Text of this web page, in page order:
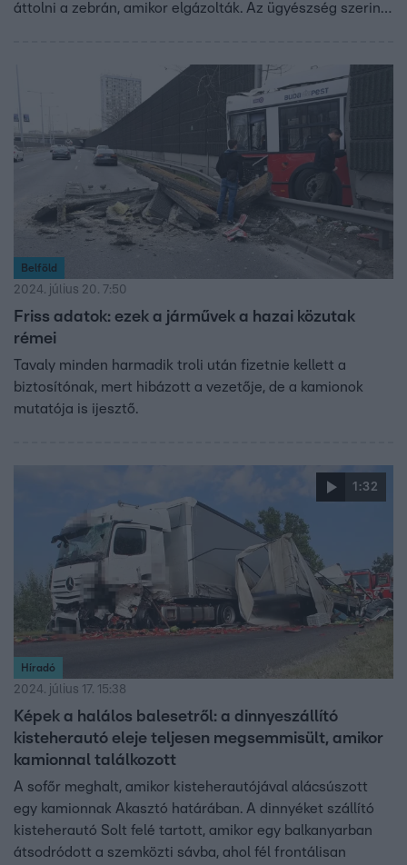
áttolni a zebrán, amikor elgázolták. Az ügyészség szerint
Belföld
2024. július 20. 7:50
Friss adatok: ezek a járművek a hazai közutak
rémei
Tavaly minden harmadik troli után fizetnie kellett a
biztosítónak, mert hibázott a vezetője, de a kamionok
mutatója is ijesztő.
1:32
Híradó
2024. július 17. 15:38
Képek a halálos balesetről: a dinnyeszállító
kisteherautó eleje teljesen megsemmisült, amikor
kamionnal találkozott
A sofőr meghalt, amikor kisteherautójával alácsúszott
egy kamionnak Akasztó határában. A dinnyéket szállító
kisteherautó Solt felé tartott, amikor egy balkanyarban
átsodródott a szemközti sávba, ahol fél frontálisan